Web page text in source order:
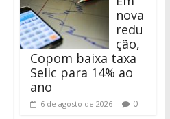
nova
redu
ção,
Copom baixa taxa
Selic para 14% ao
ano
6 de agosto de 2026 0